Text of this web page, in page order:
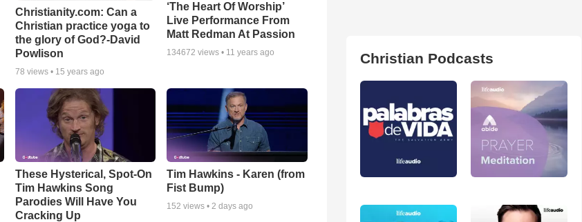
Christianity.com: Can a
Christian practice yoga to
the glory of God?-David
Powlison
78 views • 15 years ago
‘The Heart Of Worship’
Live Performance From
Matt Redman At Passion
134672 views • 11 years ago
These Hysterical, Spot-On
Tim Hawkins Song
Parodies Will Have You
Cracking Up
Tim Hawkins - Karen (from
Fist Bump)
152 views • 2 days ago
Christian Podcasts